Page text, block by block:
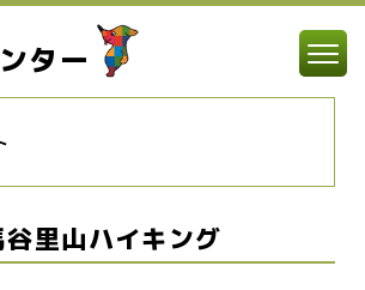
ター
里山ハイキング